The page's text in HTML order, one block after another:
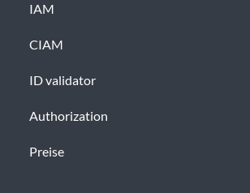
IAM
CIAM
ID validator
Authorization
Preise